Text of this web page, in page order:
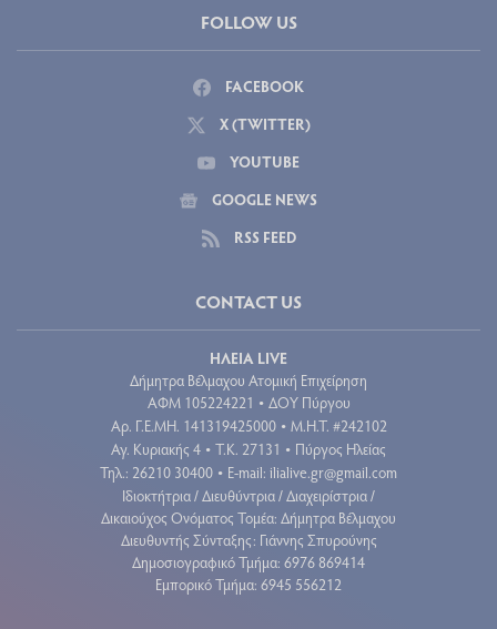
FOLLOW US
FACEBOOK
X (TWITTER)
YOUTUBE
GOOGLE NEWS
RSS FEED
CONTACT US
ΗΛΕΙΑ LIVE
Δήμητρα Βέλμαχου Ατομική Επιχείρηση
ΑΦΜ 105224221 • ΔΟΥ Πύργου
Aρ. Γ.Ε.ΜΗ. 141319425000 • Μ.Η.Τ. #242102
Αγ. Κυριακής 4 • Τ.Κ. 27131 • Πύργος Ηλείας
Τηλ.: 26210 30400 • E-mail: ilialive.gr@gmail.com
Ιδιοκτήτρια / Διευθύντρια / Διαχειρίστρια /
Δικαιούχος Ονόματος Τομέα: Δήμητρα Βέλμαχου
Διευθυντής Σύνταξης: Γιάννης Σπυρούνης
Δημοσιογραφικό Τμήμα: 6976 869414
Εμπορικό Τμήμα: 6945 556212